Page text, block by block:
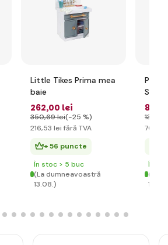
Little Tikes Prima mea
baie
262,00 lei
350,69 lei(-25 %)
216,53 lei fără TVA
+ 56 puncte
În stoc > 5 buc
(La dumneavoastră
13.08.)
Pe!
-
84
133
70
În
(La